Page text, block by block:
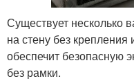
Существует несколько
на стену без
обеспечит безопасную
без рамки.